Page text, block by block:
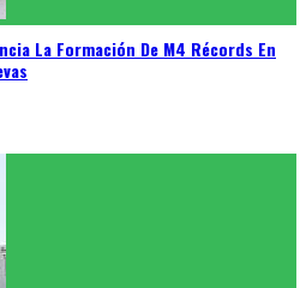
La Formación De M4 Récords En